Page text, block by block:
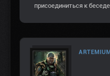
присоединиться к беседе.